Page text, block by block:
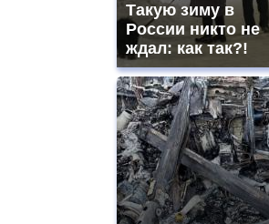
Такую зиму в
России никто не
ждал: как так?!